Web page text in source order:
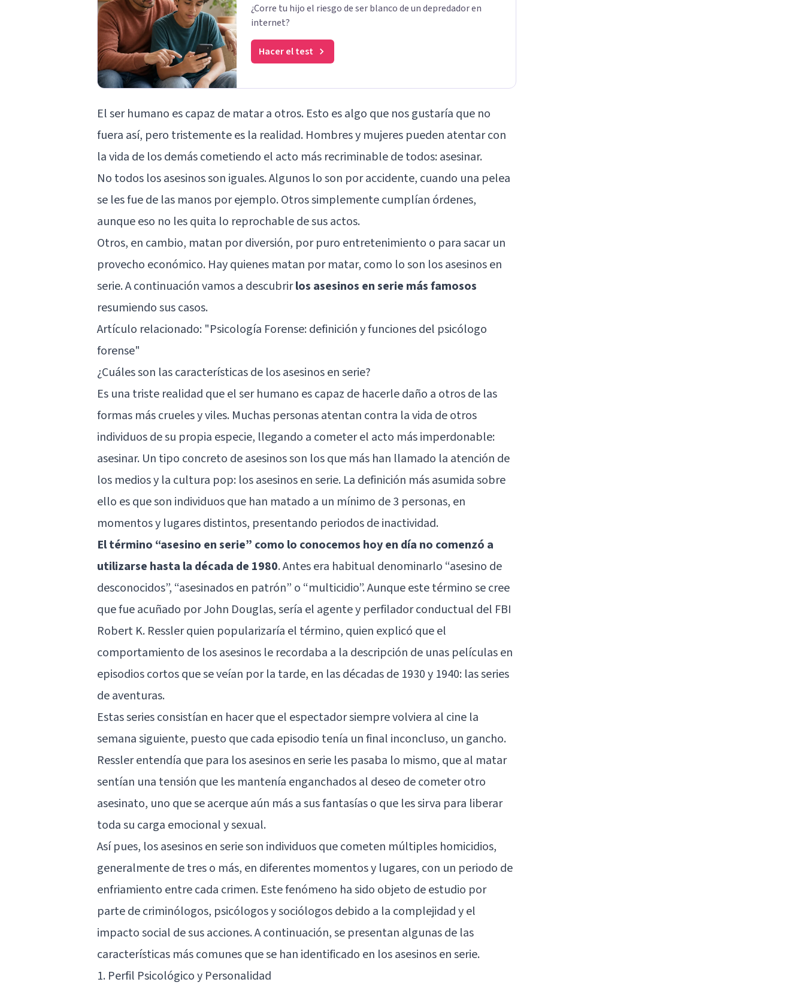
¿Corre tu hijo el riesgo de ser blanco de un depredador en
internet?
Hacer el test
El ser humano es capaz de matar a otros. Esto es algo que nos gustaría que no
fuera así, pero tristemente es la realidad. Hombres y mujeres pueden atentar con
la vida de los demás cometiendo el acto más recriminable de todos: asesinar.
No todos los asesinos son iguales. Algunos lo son por accidente, cuando una pelea
se les fue de las manos por ejemplo. Otros simplemente cumplían órdenes,
aunque eso no les quita lo reprochable de sus actos.
Otros, en cambio, matan por diversión, por puro entretenimiento o para sacar un
provecho económico. Hay quienes matan por matar, como lo son los asesinos en
serie. A continuación vamos a descubrirlos asesinos en serie más famosos
resumiendo sus casos.
Artículo relacionado: "Psicología Forense: definición y funciones del psicólogo
forense"
¿Cuáles son las características de los asesinos en serie?
Es una triste realidad que el ser humano es capaz de hacerle daño a otros de las
formas más crueles y viles. Muchas personas atentan contra la vida de otros
individuos de su propia especie, llegando a cometer el acto más imperdonable:
asesinar. Un tipo concreto de asesinos son los que más han llamado la atención de
los medios y la cultura pop: los asesinos en serie. La definición más asumida sobre
ello es que son individuos que han matado a un mínimo de 3 personas, en
momentos y lugares distintos, presentando periodos de inactividad.
El término “asesino en serie” como lo conocemos hoy en día no comenzó a
utilizarse hasta la década de 1980. Antes era habitual denominarlo “asesino de
desconocidos”, “asesinados en patrón” o “multicidio”. Aunque este término se cree
que fue acuñado por John Douglas, sería el agente y perfilador conductual del FBI
Robert K. Ressler quien popularizaría el término, quien explicó que el
comportamiento de los asesinos le recordaba a la descripción de unas películas en
episodios cortos que se veían por la tarde, en las décadas de 1930 y 1940: las series
de aventuras.
Estas series consistían en hacer que el espectador siempre volviera al cine la
semana siguiente, puesto que cada episodio tenía un final inconcluso, un gancho.
Ressler entendía que para los asesinos en serie les pasaba lo mismo, que al matar
sentían una tensión que les mantenía enganchados al deseo de cometer otro
asesinato, uno que se acerque aún más a sus fantasías o que les sirva para liberar
toda su carga emocional y sexual.
Así pues, los asesinos en serie son individuos que cometen múltiples homicidios,
generalmente de tres o más, en diferentes momentos y lugares, con un periodo de
enfriamiento entre cada crimen. Este fenómeno ha sido objeto de estudio por
parte de criminólogos, psicólogos y sociólogos debido a la complejidad y el
impacto social de sus acciones. A continuación, se presentan algunas de las
características más comunes que se han identificado en los asesinos en serie.
1. Perfil Psicológico y Personalidad